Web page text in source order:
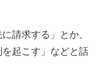
請求する」とか、
を起こす」などと話